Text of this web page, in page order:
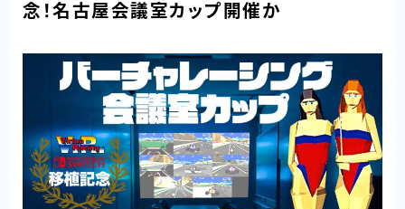
会議室
お問い合わせ
お問い合わせ
ご利用の流れ
アクセス
会社案内
念！名古屋会議室カップ開催か